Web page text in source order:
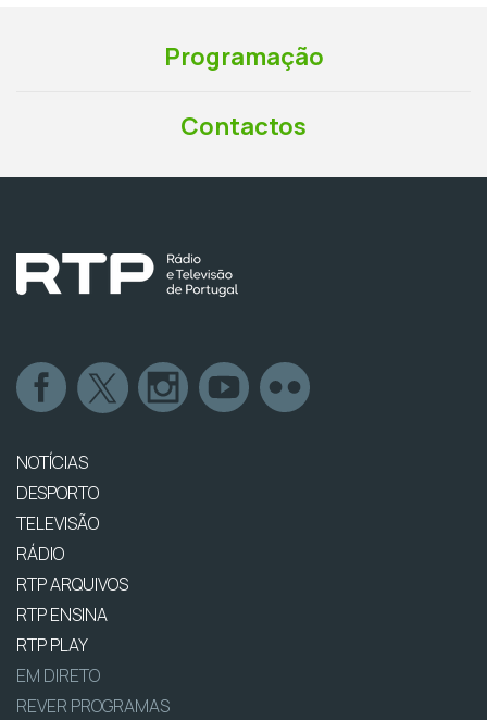
Programação
Contactos
NOTÍCIAS
DESPORTO
TELEVISÃO
RÁDIO
RTP ARQUIVOS
RTP ENSINA
RTP PLAY
EM DIRETO
REVER PROGRAMAS